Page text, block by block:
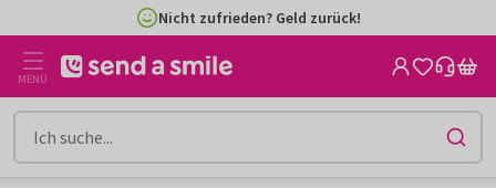
Inhalt
gehen
Filter
4,8/5 aus 5.300+ Bewertungen | Käuferschutz
MENÜ